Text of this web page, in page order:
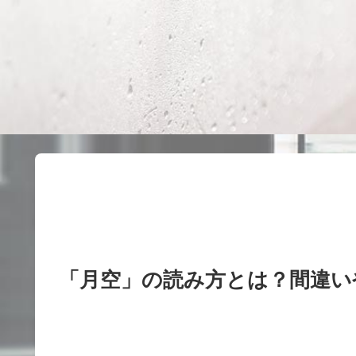
「月空」の読み方とは？間違